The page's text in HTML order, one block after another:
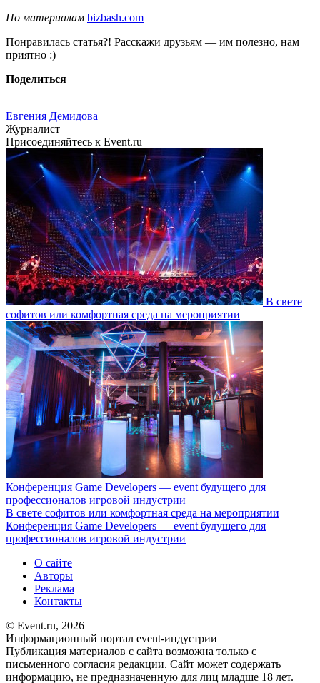
По материалам bizbash.com
Понравилась статья?! Расскажи друзьям — им полезно, нам
приятно :)
Поделиться
Евгения Демидова
Журналист
Присоединяйтесь к Event.ru
В свете
софитов или комфортная среда на мероприятии
Конференция Game Developers — event будущего для
профессионалов игровой индустрии
В свете софитов или комфортная среда на мероприятии
Конференция Game Developers — event будущего для
профессионалов игровой индустрии
О сайте
Авторы
Реклама
Контакты
© Event.ru, 2026
Информационный портал event-индустрии
Публикация материалов с сайта возможна только с
письменного согласия редакции. Сайт может содержать
информацию, не предназначенную для лиц младше 18 лет.